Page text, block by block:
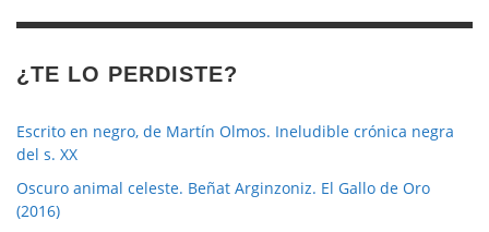
¿TE LO PERDISTE?
Escrito en negro, de Martín Olmos. Ineludible crónica negra
del s. XX
Oscuro animal celeste. Beñat Arginzoniz. El Gallo de Oro
(2016)